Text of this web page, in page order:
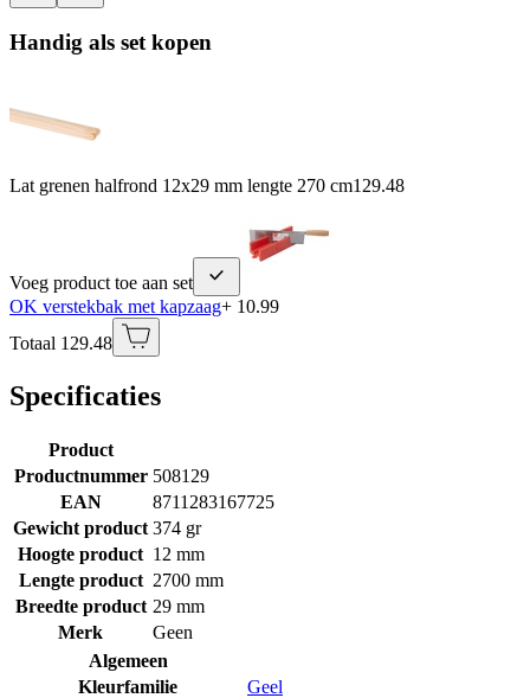
Handig als set kopen
Lat grenen halfrond 12x29 mm lengte 270 cm129.48
Voeg product toe aan set
OK verstekbak met kapzaag+ 10.99
Totaal 129.48
Specificaties
Product
Productnummer 508129
EAN
8711283167725
Gewicht product 374 gr
Hoogte product 12 mm
Lengte product 2700 mm
Breedte product 29 mm
Merk
Geen
Algemeen
Kleurfamilie
Geel